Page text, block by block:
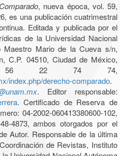
, nueva época, vol. 59,
es una publicación cuatrimestral
Editada y publicada por el
de la Universidad Nacional
Maestro Mario de la Cueva s/n,
C.P. 04510, Ciudad de México,
22 74 74,
index.php/derecho-comparado.
. Editor responsable:
. Certificado de Reserva de
04-2002-060413380600-102,
4873, ambos otorgados por el
Autor. Responsable de la última
de Revistas, Instituto